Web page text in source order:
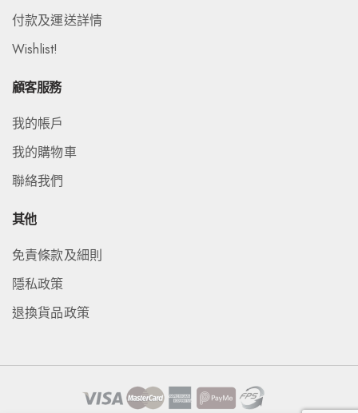
付款及運送詳情
Wishlist!
顧客服務
我的帳戶
我的購物車
聯絡我們
其他
免責條款及細則
隱私政策
退換貨品政策